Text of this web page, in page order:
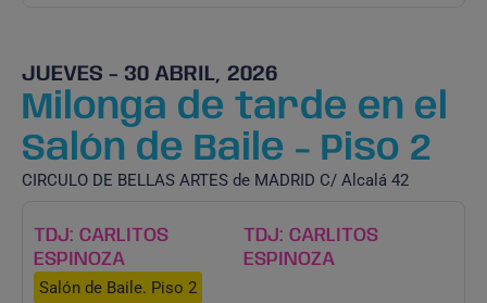
JUEVES - 30 ABRIL, 2026
Milonga de tarde en el
Salón de Baile - Piso 2
CIRCULO DE BELLAS ARTES de MADRID C/ Alcalá 42
TDJ: CARLITOS
ESPINOZA
TDJ: CARLITOS
ESPINOZA
Salón de Baile. Piso 2